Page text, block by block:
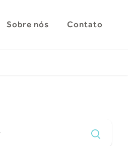
Sobre nós Contato